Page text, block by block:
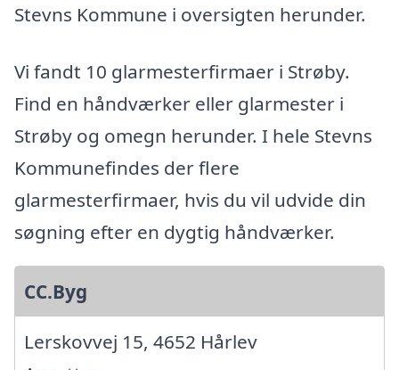
Stevns Kommune i oversigten herunder.
Vi fandt 10 glarmesterfirmaer i Strøby.
Find en håndværker eller glarmester i
Strøby og omegn herunder. I hele Stevns
Kommunefindes der flere
glarmesterfirmaer, hvis du vil udvide din
søgning efter en dygtig håndværker.
CC.Byg
Lerskovvej 15, 4652 Hårlev